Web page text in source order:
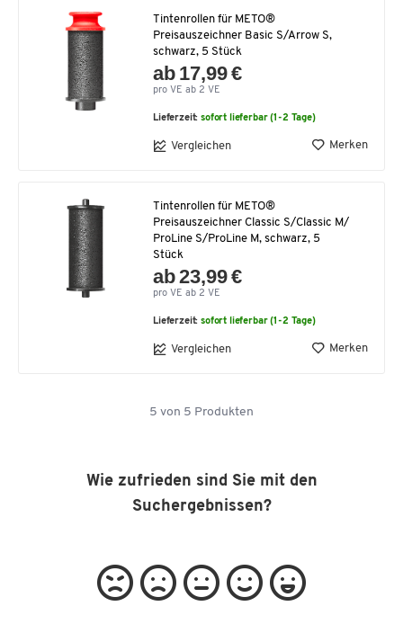
Tintenrollen für METO®
Preisauszeichner Basic S/Arrow S,
schwarz, 5 Stück
ab 17,99 €
pro VE ab 2 VE
Lieferzeit:sofort lieferbar (1-2 Tage)
Vergleichen Merken
Tintenrollen für METO®
Preisauszeichner Classic S/Classic M/
ProLine S/ProLine M, schwarz, 5
Stück
ab 23,99 €
pro VE ab 2 VE
Lieferzeit:sofort lieferbar (1-2 Tage)
Vergleichen Merken
5 von 5 Produkten
Wie zufrieden sind Sie mit den
Suchergebnissen?